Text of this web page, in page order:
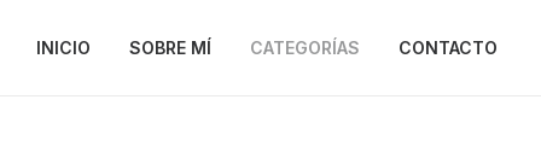
INICIO SOBRE MÍ CATEGORÍAS CONTACTO